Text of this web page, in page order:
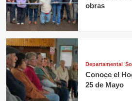
obras
Departamental
Conoce el
25 de Mayo